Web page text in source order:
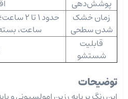
پوشش‌دهی
زمان خشک
شدن سطحی
ساعت،
قابلیت
شستشو
توضیحات